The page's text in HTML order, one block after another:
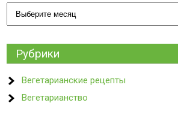
Архивы
Рубрики
Вегетарианские рецепты
Вегетарианство